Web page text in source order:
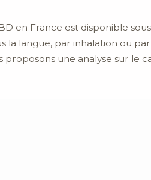
en France est disponible
langue, par inhalation ou
une analyse sur le